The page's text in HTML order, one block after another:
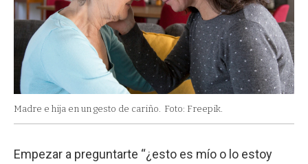
Madre e hija en un gesto de cariño. Foto: Freepik.
Empezar a preguntarte “¿esto es mío o lo estoy